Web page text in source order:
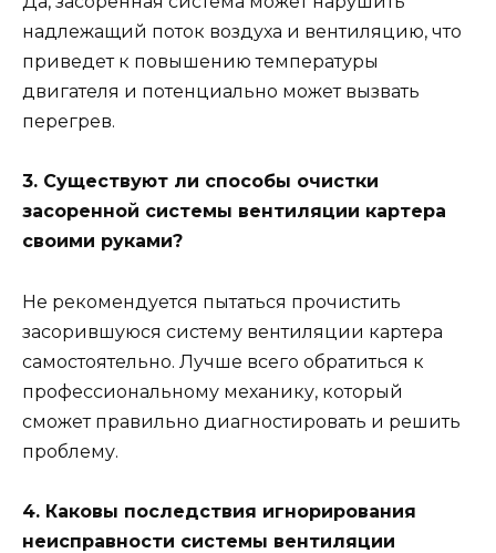
надлежащий поток воздуха и вентиляцию, что
приведет к повышению температуры
двигателя и потенциально может вызвать
перегрев.
3. Существуют ли способы очистки
засоренной системы вентиляции картера
своими руками?
Не рекомендуется пытаться прочистить
засорившуюся систему вентиляции картера
самостоятельно. Лучше всего обратиться к
профессиональному механику, который
сможет правильно диагностировать и решить
проблему.
4. Каковы последствия игнорирования
неисправности системы вентиляции